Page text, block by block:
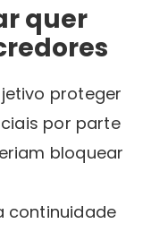
quer
proteger
por parte
bloquear
continuidade